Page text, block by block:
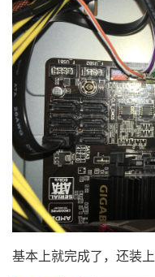
基本上就完成了，还装